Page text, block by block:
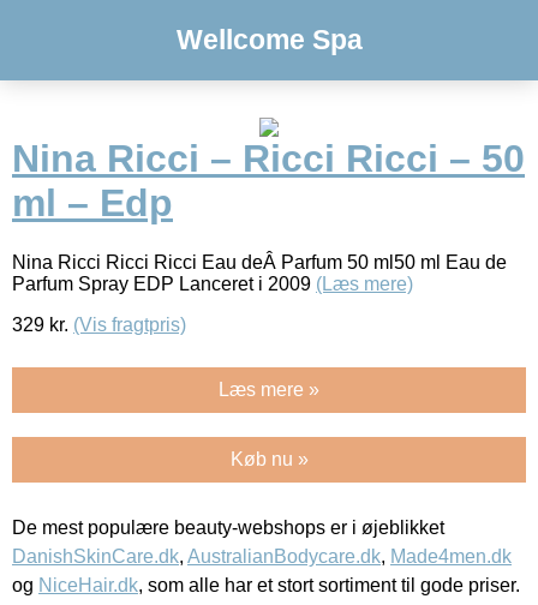
Wellcome Spa
Nina Ricci – Ricci Ricci – 50
ml – Edp
Nina Ricci Ricci Ricci Eau deÂ Parfum 50 ml50 ml Eau de
Parfum Spray EDP Lanceret i 2009 (Læs mere)
329 kr. (Vis fragtpris)
Læs mere »
Køb nu »
De mest populære beauty-webshops er i øjeblikket
DanishSkinCare.dk, AustralianBodycare.dk, Made4men.dk
og NiceHair.dk, som alle har et stort sortiment til gode priser.